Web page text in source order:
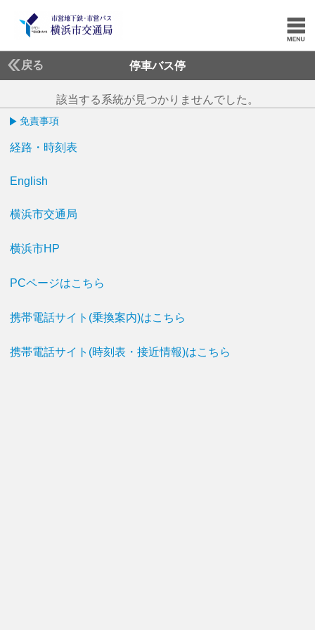
戻る 停車バス停
該当する系統が見つかりませんでした。
免責事項
経路・時刻表
English
横浜市交通局
横浜市HP
PCページはこちら
携帯電話サイト(乗換案内)はこちら
携帯電話サイト(時刻表・接近情報)はこちら